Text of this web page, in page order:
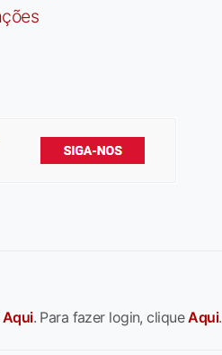
Aqui. Para fazer login, cliqueAqui.